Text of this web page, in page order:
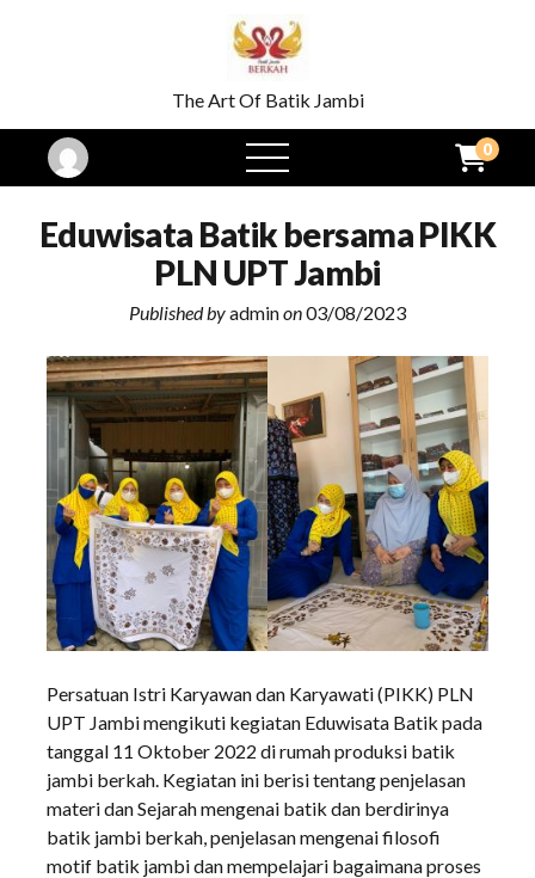
The Art Of Batik Jambi
open
menu
0
Eduwisata Batik bersama PIKK
PLN UPT Jambi
Published byadminon03/08/2023
Persatuan Istri Karyawan dan Karyawati (PIKK) PLN
UPT Jambi mengikuti kegiatan Eduwisata Batik pada
tanggal 11 Oktober 2022 di rumah produksi batik
jambi berkah. Kegiatan ini berisi tentang penjelasan
materi dan Sejarah mengenai batik dan berdirinya
batik jambi berkah, penjelasan mengenai filosofi
motif batik jambi dan mempelajari bagaimana proses